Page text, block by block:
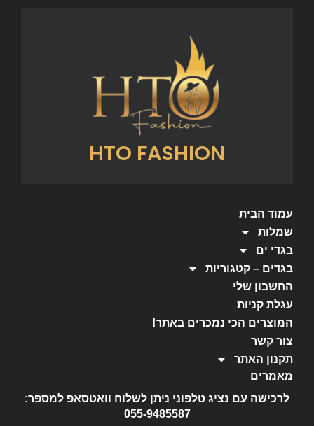
HTO FASHION
עמוד הבית
שמלות
בגדי ים
בגדים – קטגוריות
החשבון שלי
עגלת קניות
המוצרים הכי נמכרים באתר!
צור קשר
תקנון האתר
מאמרים
לרכישה עם נציג טלפוני ניתן לשלוח וואטסאפ למספר:
055-9485587